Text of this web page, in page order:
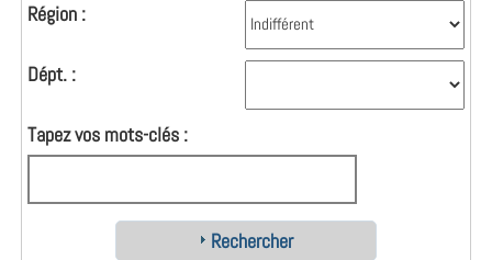
Région :
Dépt. :
Tapez vos mots-clés :
Rechercher